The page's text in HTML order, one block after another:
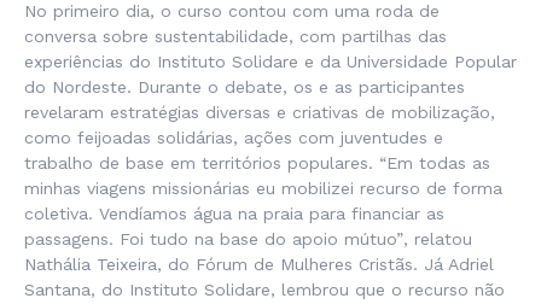
No primeiro dia, o curso contou com uma roda de
conversa sobre sustentabilidade, com partilhas das
experiências do Instituto Solidare e da Universidade Popular
do Nordeste. Durante o debate, os e as participantes
revelaram estratégias diversas e criativas de mobilização,
como feijoadas solidárias, ações com juventudes e
trabalho de base em territórios populares. “Em todas as
minhas viagens missionárias eu mobilizei recurso de forma
coletiva. Vendíamos água na praia para financiar as
passagens. Foi tudo na base do apoio mútuo”, relatou
Nathália Teixeira, do Fórum de Mulheres Cristãs. Já Adriel
Santana, do Instituto Solidare, lembrou que o recurso não